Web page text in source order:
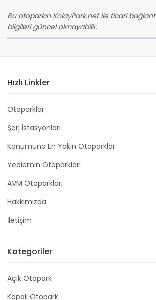
Bu otoparkın KolayPark.net ile ticari
bilgileri güncel olmayabilir.
Hızlı Linkler
Otoparklar
Şarj İstasyonları
Konumuna En Yakın Otoparklar
Yediemin Otoparkları
AVM Otoparkları
Hakkımızda
İletişim
Kategoriler
Açık Otopark
Kapalı Otopark